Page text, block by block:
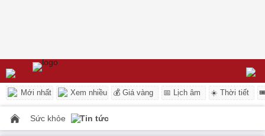
Mới nhất Xem nhiều 💰 Giá vàng 📅 Lịch âm ☀️ Thời tiết
Sức khỏe Tin tức